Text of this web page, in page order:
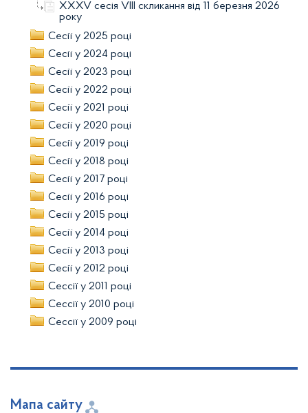
XXXV сесія VIII скликання від 11 березня 2026
року
Сесії у 2025 році
Сесії у 2024 році
Сесії у 2023 році
Сесії у 2022 році
Сесії у 2021 році
Сесії у 2020 році
Сесії у 2019 році
Сесії у 2018 році
Сесії у 2017 році
Сесії у 2016 році
Сесії у 2015 році
Сесії у 2014 році
Сесії у 2013 році
Сесії у 2012 році
Сессії у 2011 році
Сессії у 2010 році
Сессії у 2009 році
Мапа сайту